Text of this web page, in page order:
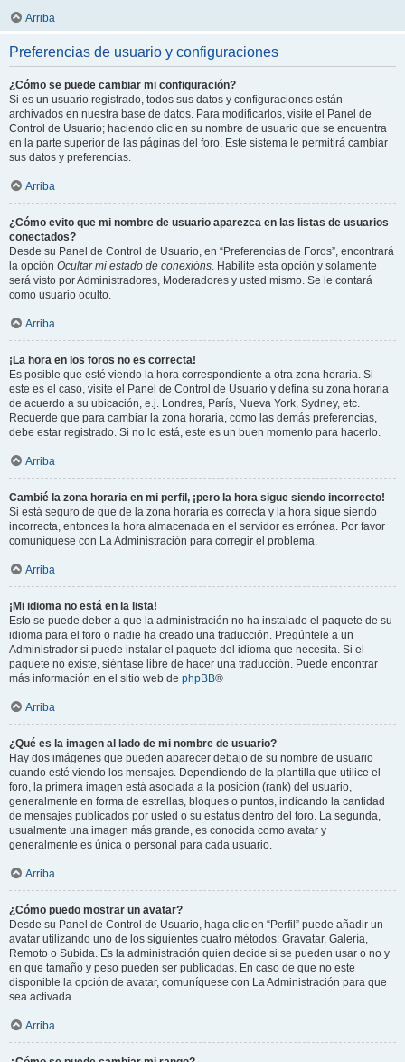
Arriba
Preferencias de usuario y configuraciones
¿Cómo se puede cambiar mi configuración?
Si es un usuario registrado, todos sus datos y configuraciones están
archivados en nuestra base de datos. Para modificarlos, visite el Panel de
Control de Usuario; haciendo clic en su nombre de usuario que se encuentra
en la parte superior de las páginas del foro. Este sistema le permitirá cambiar
sus datos y preferencias.
Arriba
¿Cómo evito que mi nombre de usuario aparezca en las listas de usuarios
conectados?
Desde su Panel de Control de Usuario, en “Preferencias de Foros”, encontrará
la opción Ocultar mi estado de conexións. Habilite esta opción y solamente
será visto por Administradores, Moderadores y usted mismo. Se le contará
como usuario oculto.
Arriba
¡La hora en los foros no es correcta!
Es posible que esté viendo la hora correspondiente a otra zona horaria. Si
este es el caso, visite el Panel de Control de Usuario y defina su zona horaria
de acuerdo a su ubicación, e.j. Londres, París, Nueva York, Sydney, etc.
Recuerde que para cambiar la zona horaria, como las demás preferencias,
debe estar registrado. Si no lo está, este es un buen momento para hacerlo.
Arriba
Cambié la zona horaria en mi perfil, ¡pero la hora sigue siendo incorrecto!
Si está seguro de que de la zona horaria es correcta y la hora sigue siendo
incorrecta, entonces la hora almacenada en el servidor es errónea. Por favor
comuníquese con La Administración para corregir el problema.
Arriba
¡Mi idioma no está en la lista!
Esto se puede deber a que la administración no ha instalado el paquete de su
idioma para el foro o nadie ha creado una traducción. Pregúntele a un
Administrador si puede instalar el paquete del idioma que necesita. Si el
paquete no existe, siéntase libre de hacer una traducción. Puede encontrar
más información en el sitio web de phpBB®
Arriba
¿Qué es la imagen al lado de mi nombre de usuario?
Hay dos imágenes que pueden aparecer debajo de su nombre de usuario
cuando esté viendo los mensajes. Dependiendo de la plantilla que utilice el
foro, la primera imagen está asociada a la posición (rank) del usuario,
generalmente en forma de estrellas, bloques o puntos, indicando la cantidad
de mensajes publicados por usted o su estatus dentro del foro. La segunda,
usualmente una imagen más grande, es conocida como avatar y
generalmente es única o personal para cada usuario.
Arriba
¿Cómo puedo mostrar un avatar?
Desde su Panel de Control de Usuario, haga clic en “Perfil” puede añadir un
avatar utilizando uno de los siguientes cuatro métodos: Gravatar, Galería,
Remoto o Subida. Es la administración quien decide si se pueden usar o no y
en que tamaño y peso pueden ser publicadas. En caso de que no este
disponible la opción de avatar, comuníquese con La Administración para que
sea activada.
Arriba